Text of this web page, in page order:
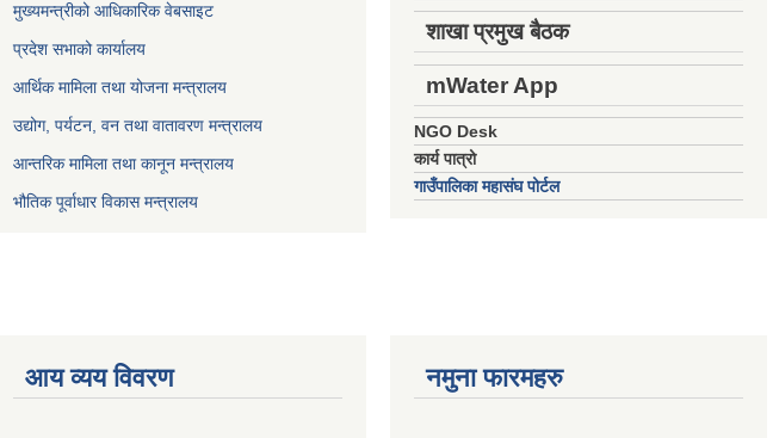
मुख्यमन्त्रीको आधिकारिक वेबसाइट
प्रदेश सभाको कार्यालय
आर्थिक मामिला तथा योजना मन्त्रालय
उद्योग, पर्यटन, वन तथा वातावरण मन्त्रालय
आन्तरिक मामिला तथा कानून मन्त्रालय
भौतिक पूर्वाधार विकास मन्त्रालय
शाखा प्रमुख बैठक
mWater App
NGO Desk
कार्य पात्रो
गाउँपालिका महासंघ पोर्टल
आय व्यय विवरण नमुना फारमहरु